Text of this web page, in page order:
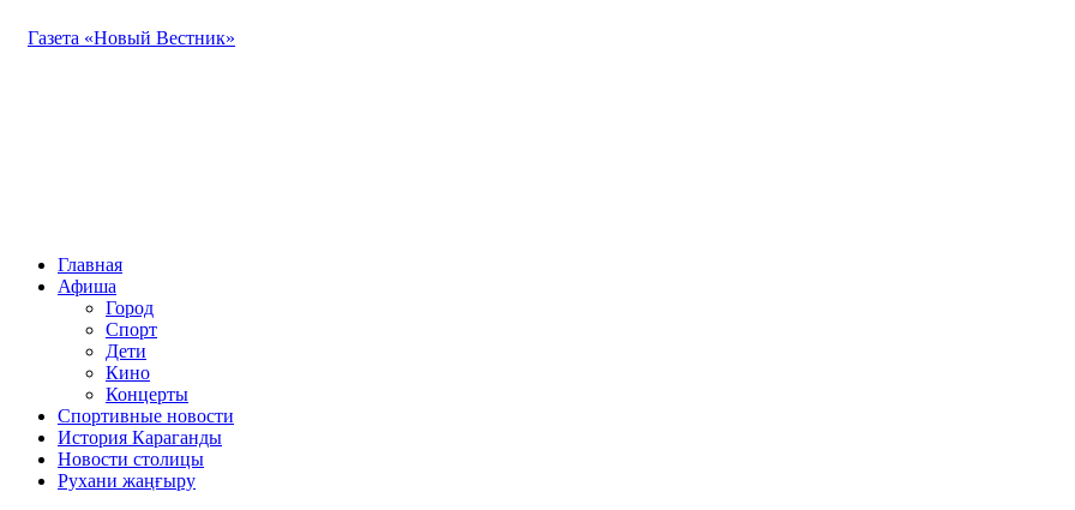
Газета «Новый Вестник»
Главная
Афиша
Город
Спорт
Дети
Кино
Концерты
Спортивные новости
История Караганды
Новости столицы
Рухани жаңғыру